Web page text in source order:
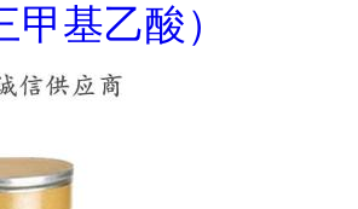
基乙酸）